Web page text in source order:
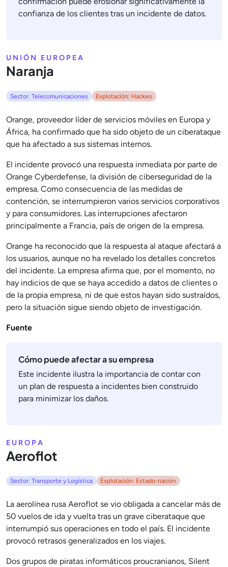
confianza de los clientes tras un incidente de datos.
UNIÓN EUROPEA
Naranja
Sector: Telecomunicaciones Explotación: Hackeo
Orange, proveedor líder de servicios móviles en Europa y
África, ha confirmado que ha sido objeto de un ciberataque
que ha afectado a sus sistemas internos.
El incidente provocó una respuesta inmediata por parte de
Orange Cyberdefense, la división de ciberseguridad de la
empresa. Como consecuencia de las medidas de
contención, se interrumpieron varios servicios corporativos
y para consumidores. Las interrupciones afectaron
principalmente a Francia, país de origen de la empresa.
Orange ha reconocido que la respuesta al ataque afectará a
los usuarios, aunque no ha revelado los detalles concretos
del incidente. La empresa afirma que, por el momento, no
hay indicios de que se haya accedido a datos de clientes o
de la propia empresa, ni de que estos hayan sido sustraídos,
pero la situación sigue siendo objeto de investigación.
Fuente
Cómo puede afectar a su empresa
Este incidente ilustra la importancia de contar con
un plan de respuesta a incidentes bien construido
para minimizar los daños.
EUROPA
Aeroflot
Sector: Transporte y Logística Explotación: Estado-nación
La aerolínea rusa Aeroflot se vio obligada a cancelar más de
50 vuelos de ida y vuelta tras un grave ciberataque que
interrumpió sus operaciones en todo el país. El incidente
provocó retrasos generalizados en los viajes.
Dos grupos de piratas informáticos proucranianos, Silent